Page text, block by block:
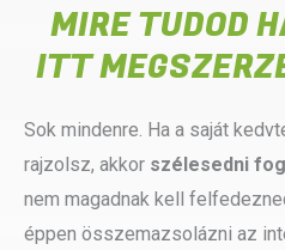
MIRE TUDOD
ITT
Sok mindenre. Ha a saját
rajzolsz, akkor szélesedni
nem magadnak kell
éppen összemazsolázni az